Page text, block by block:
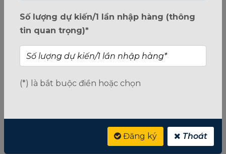
Số lượng dự kiến/1 lần nhập hàng (thông
tin quan trọng)*
(*) là bắt buộc điền hoặc chọn
Đăng ký Thoát